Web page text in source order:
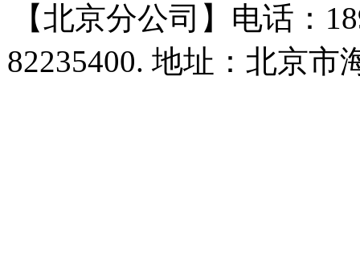
【北京分公司】电话：
82235400. 地址：北京市